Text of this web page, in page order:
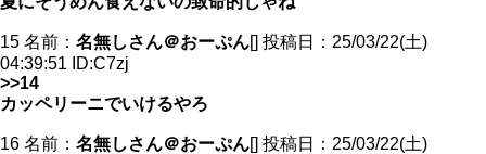
15 名前： 名無しさん＠おーぷん[] 投稿日：25/03/22(土)
04:39:51 ID:C7zj
>>14
カッペリーニでいけるやろ
16 名前： 名無しさん＠おーぷん[] 投稿日：25/03/22(土)